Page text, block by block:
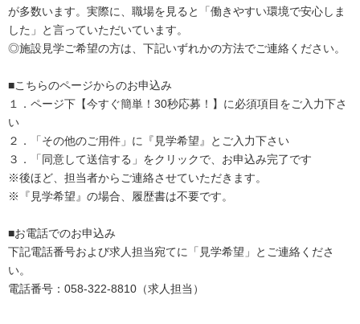
が多数います。実際に、職場を見ると「働きやすい環境で安心しま
した」と言っていただいています。
◎施設見学ご希望の方は、下記いずれかの方法でご連絡ください。
■こちらのページからのお申込み
１．ページ下【今すぐ簡単！30秒応募！】に必須項目をご入力下さ
い
２．「その他のご用件」に『見学希望』とご入力下さい
３．「同意して送信する」をクリックで、お申込み完了です
※後ほど、担当者からご連絡させていただきます。
※『見学希望』の場合、履歴書は不要です。
■お電話でのお申込み
下記電話番号および求人担当宛てに「見学希望」とご連絡くださ
い。
電話番号：058-322-8810（求人担当）